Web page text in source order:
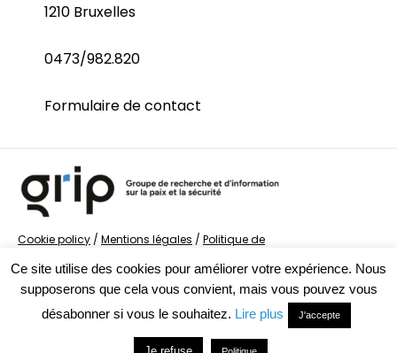
1210 Bruxelles
0473/982.820
Formulaire de contact
Cookie policy / Mentions légales / Politique de
la Sécurité
Ce site utilise des cookies pour améliorer votre expérience. Nous
supposerons que cela vous convient, mais vous pouvez vous
désabonner si vous le souhaitez. Lire plus J'accepte